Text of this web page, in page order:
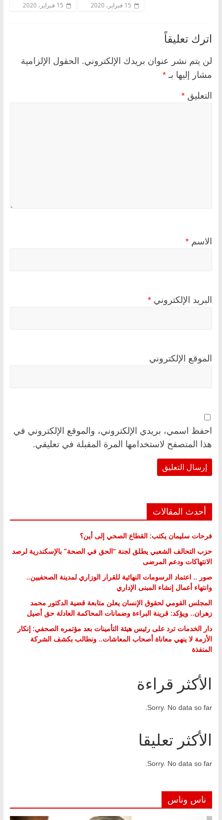
15 فبراير، 2020 15 فبراير، 2020
اترك تعليقاً
لن يتم نشر عنوان بريدك الإلكتروني. الحقول الإلزامية
مشار إليها بـ *
التعليق *
الاسم *
البريد الإلكتروني *
الموقع الإلكتروني
احفظ اسمي، بريدي الإلكتروني، والموقع الإلكتروني في
هذا المتصفح لاستخدامها المرة المقبلة في تعليقي.
أحدث المقالات
فرحات سليمان يكتب: القطاع الصحي إلى أين؟
حزب التحالف الشعبي يطلق لجنة “الحق في الصحة” بالإسكندرية لرصد
الانتهاكات ودعم المرضى
صور .. اعتماد الرسومات النهائية للقرار الوزاري لمدينة الصحفيين..
وانتهاء أعمال إنشاء المبنى الإداري
المجلس القومي لحقوق الإنسان يعلن متابعة قضية الدكتور محمد
زهران.. ويؤكد: قرينة البراءة وضمانات المحاكمة العادلة حق أصيل
دار الخدمات ترد على رئيس هيئة التأمينات بعد مؤتمره الصحفي: إنكار
الأزمة لا ينهي معاناة أصحاب المعاشات.. ونطالب بكشف الشركة
المنفذة
الأكثر قراءة
Sorry. No data so far.
الأكثر تعليقا
Sorry. No data so far.
ناس وناس